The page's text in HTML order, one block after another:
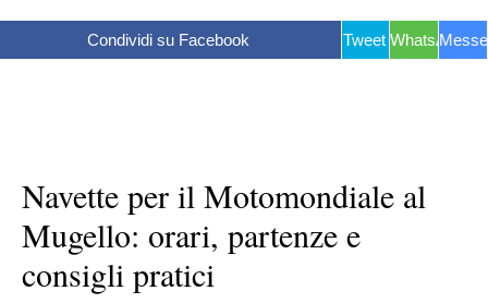
Condividi su Facebook Tweet WhatsApp
Navette per il Motomondiale al
Mugello: orari, partenze e
consigli pratici